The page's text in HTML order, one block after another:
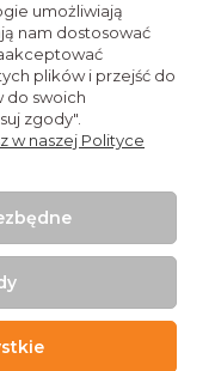
umożliwiają
nam dostosować
plików i przejść do
do swoich
zgody".
w naszej Polityce